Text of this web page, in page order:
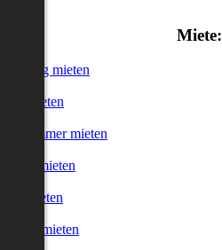
Miete:
mieten
mieten
Zimmer mieten
mieten
mieten